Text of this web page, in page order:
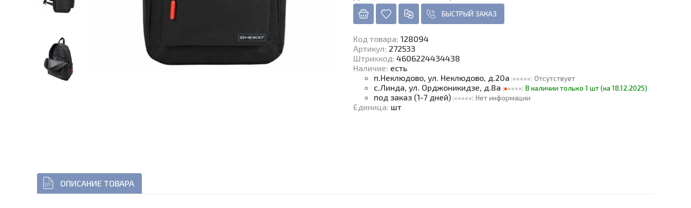
БЫСТРЫЙ ЗАКАЗ
Код товара: 128094
Артикул: 272533
Штрихкод: 4606224434438
Наличие: есть
п.Неклюдово, ул. Неклюдово, д.20а
Отсутствует
с.Линда, ул. Орджоникидзе, д.8а В наличии только 1 шт (на 18.12.2025)
под заказ (1-7 дней) Нет информации
Единица: шт
ОПИСАНИЕ ТОВАРА